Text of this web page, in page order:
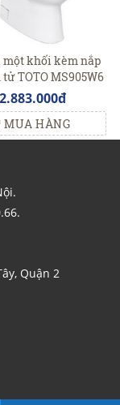
một khối kèm nắp
TOTO MS905W6
MUA HÀNG
Quận 2